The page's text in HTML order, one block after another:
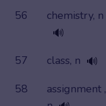
56
chemistry, n
🔊
57 class, n 🔊
58
assignment ,